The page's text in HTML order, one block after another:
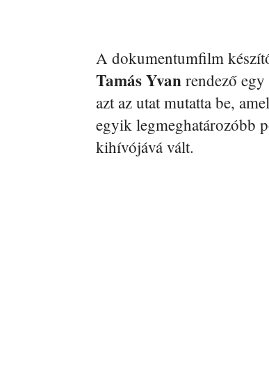
A dokumentumfilm
Tamás Yvan rendező
azt az utat mutatta be,
egyik legmeghatározóbb
kihívójává vált.